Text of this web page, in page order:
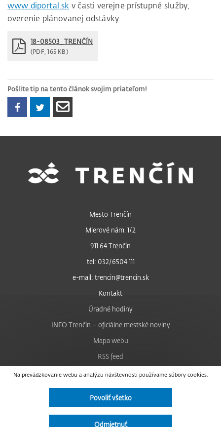
www.diportal.sk v časti verejne prístupné služby,
overenie plánovanej odstávky.
18-08503_TRENČÍN
(PDF, 165 KB)
Pošlite tip na tento článok svojim priateľom!
Na prevádzkovanie webu a analýzu návštevnosti používame súbory cookies.
Povoliť všetko
Odmietnuť
Mesto Trenčín
Mierové nám. 1/2
911 64 Trenčín
tel: 032/6504 111
e-mail: trencin@trencin.sk
Kontakt
Úradné hodiny
INFO Trenčín – oficiálne mestské noviny
Mapa webu
RSS feed
Nastavenie cookies
Facebook
Instagram